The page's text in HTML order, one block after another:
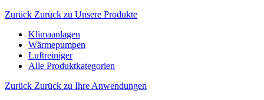
Zurück Zurück zu Unsere Produkte
Klimaanlagen
Wärmepumpen
Luftreiniger
Alle Produktkategorien
Zurück Zurück zu Ihre Anwendungen